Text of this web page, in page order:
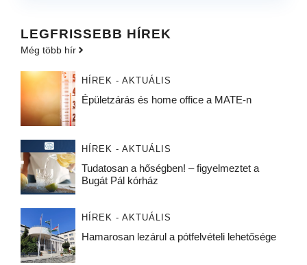
LEGFRISSEBB HÍREK
Még több hír
HÍREK - AKTUÁLIS
Épületzárás és home office a MATE-n
HÍREK - AKTUÁLIS
Tudatosan a hőségben! – figyelmeztet a
Bugát Pál kórház
HÍREK - AKTUÁLIS
Hamarosan lezárul a pótfelvételi lehetősége